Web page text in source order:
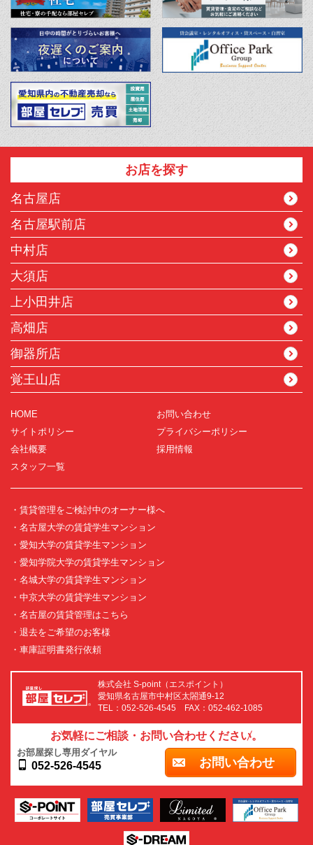
お店を探す
名古屋店
名古屋駅前店
中村店
大須店
上小田井店
高畑店
御器所店
覚王山店
HOME
お問い合わせ
サイトポリシー
プライバシーポリシー
会社概要
採用情報
スタッフ一覧
・賃貸管理をご検討中のオーナー様へ
・名古屋大学の賃貸学生マンション
・愛知大学の賃貸学生マンション
・愛知学院大学の賃貸学生マンション
・名城大学の賃貸学生マンション
・中京大学の賃貸学生マンション
・名古屋の賃貸管理はこちら
・退去をご希望のお客様
・車庫証明書発行依頼
株式会社 S-point（エスポイント）
愛知県名古屋市中村区太閤通9-12
TEL：052-526-4545 FAX：052-462-1085
お気軽にご相談・お問い合わせください。
お部屋探し専用ダイヤル
052-526-4545 お問い合わせ